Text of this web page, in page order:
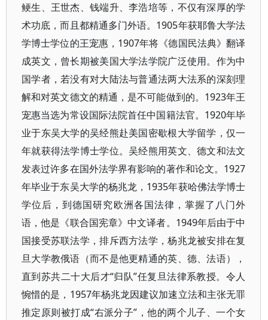
鲠生、王世杰、钱端升、李浩培等，不仅有深厚的学
术功底，而且都精通多门外语。1905年获耶鲁大学法
学博士学位的王宠惠，1907年将《德国民法典》翻译
成英文，曾长期被美国大学法学院广泛使用。作为中
国学者，若没有对大陆法与普通法两大法系的深刻理
解和对英文德文的精通，是不可能做到的。1923年王
宠惠当选为常设国际法院首任中国籍法官。1920年毕
业于东吴大学的吴经熊赴美国密歇根大学留学，仅一
年就获得法学博士学位。吴经熊用英文、德文和法文
发表过许多在国外法学界有影响的著作和论文。1927
年毕业于东吴大学的杨兆龙，1935年获哈佛法学博士
学位后，到德国研究欧洲各国法律，掌握了八门外
语，他是《联合国宪章》中文译者。1949年后由于中
国接受苏联法学，排斥西方法学，杨兆龙被安排在复
旦大学教俄语（而不是他更精通的英、德、法语），
直到苏共二十大后才“归队”任复旦法律系教授。令人
惋惜的是，1957年杨兆龙因建议加速立法和主张无罪
推定原则被打成“右派分子”，他的两个儿子、一个女